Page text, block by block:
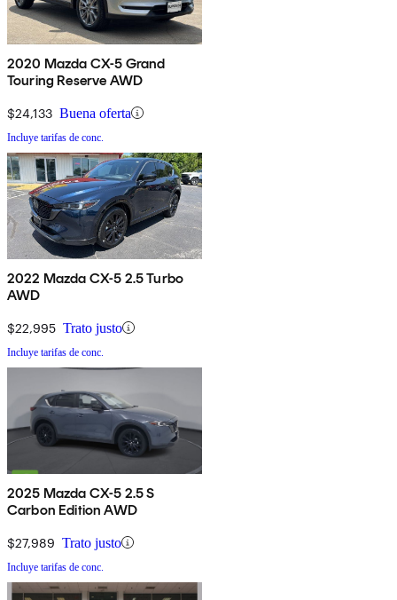
2020 Mazda CX-5 Grand
Touring Reserve AWD
$24,133 Buena oferta
Incluye tarifas de conc.
2022 Mazda CX-5 2.5 Turbo
AWD
$22,995 Trato justo
Incluye tarifas de conc.
2025 Mazda CX-5 2.5 S
Carbon Edition AWD
$27,989 Trato justo
Incluye tarifas de conc.